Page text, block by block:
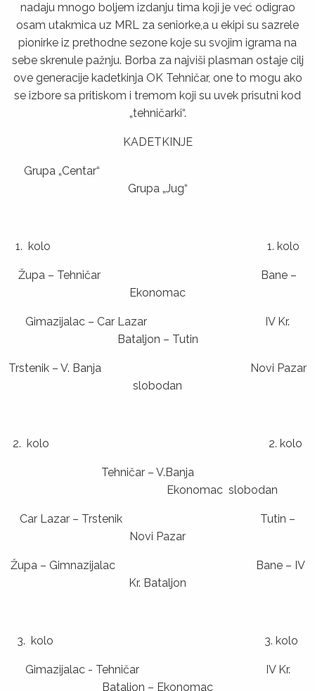
nadaju mnogo boljem izdanju tima koji je već odigrao
osam utakmica uz MRL za seniorke,a u ekipi su sazrele
pionirke iz prethodne sezone koje su svojim igrama na
sebe skrenule pažnju. Borba za najviši plasman ostaje cilj
ove generacije kadetkinja OK Tehničar, one to mogu ako
se izbore sa pritiskom i tremom koji su uvek prisutni kod
„tehničarki“.
KADETKINJE
Grupa „Centar“
Grupa „Jug“
1. kolo 1. kolo
Župa – Tehničar Bane –
Ekonomac
Gimazijalac – Car Lazar IV Kr.
Bataljon – Tutin
Trstenik – V. Banja Novi Pazar
slobodan
2. kolo 2. kolo
Tehničar – V.Banja
Ekonomac slobodan
Car Lazar – Trstenik Tutin –
Novi Pazar
Župa – Gimnazijalac Bane – IV
Kr. Bataljon
3. kolo 3. kolo
Gimazijalac - Tehničar IV Kr.
Bataljon – Ekonomac